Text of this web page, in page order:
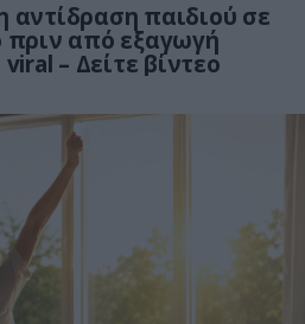
αντίδραση παιδιού σε
πριν από εξαγωγή
– Δείτε βίντεο